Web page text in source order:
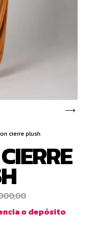
cierre plush
o depósito